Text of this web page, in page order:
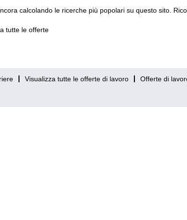
calcolando le ricerche più popolari su questo sito.
tutte le offerte
Visualizza tutte le offerte di lavoro Offerte di